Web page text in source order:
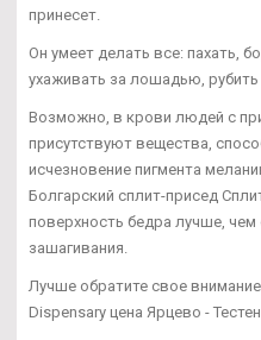
принесет.
Он умеет делать все: пахать,
ухаживать за лошадью, рубить
Возможно, в крови людей с
присутствуют вещества,
исчезновение пигмента
Болгарский сплит-присед
поверхность бедра лучше,
зашагивания.
Лучше обратите свое
Dispensary цена Ярцево -